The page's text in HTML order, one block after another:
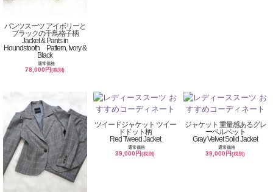
パンツスーツ アイボリーと
ブラックの千鳥格子柄
Jacket & Pants in
Houndstooth Pattern, Ivory &
Black
通常価格
78,000円(税別)
ツイードジャケット ツイー
ドドット柄
Red Tweed Jacket
通常価格
39,000円(税別)
ジャケット 重量感あるグレ
ーベルベット
Gray Velvet Solid Jacket
通常価格
39,000円(税別)